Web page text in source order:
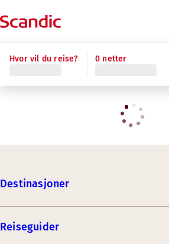
Hvor vil du reise? 0 netter
Destinasjoner
Reiseguider